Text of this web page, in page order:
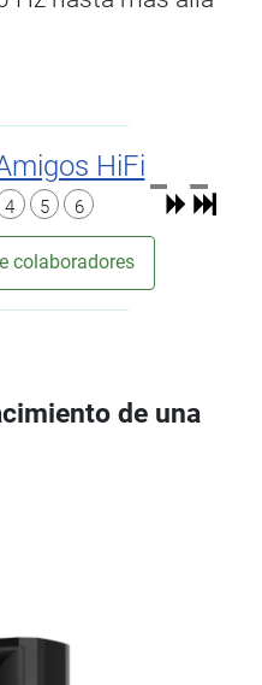
HiFi
4 5 6
colaboradores
de una